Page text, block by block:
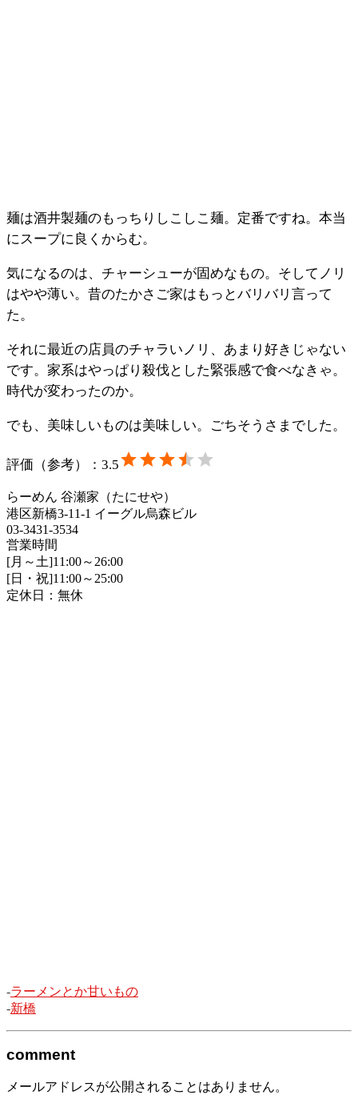
麺は酒井製麺のもっちりしこしこ麺。定番ですね。本当
にスープに良くからむ。
気になるのは、チャーシューが固めなもの。そしてノリ
はやや薄い。昔のたかさご家はもっとバリバリ言って
た。
それに最近の店員のチャラいノリ、あまり好きじゃない
です。家系はやっぱり殺伐とした緊張感で食べなきゃ。
時代が変わったのか。
でも、美味しいものは美味しい。ごちそうさまでした。
評価（参考）： 3.5
らーめん 谷瀬家（たにせや）
港区新橋3-11-1 イーグル烏森ビル
03-3431-3534
営業時間
[月～土]11:00～26:00
[日・祝]11:00～25:00
定休日：無休
-ラーメンとか甘いもの
-新橋
comment
メールアドレスが公開されることはありません。